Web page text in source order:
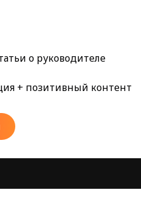
о руководителе
+ позитивный контент